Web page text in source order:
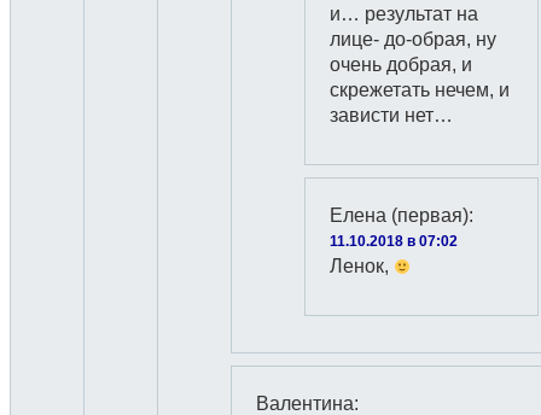
и… результат на
лице- до-обрая, ну
очень добрая, и
скрежетать нечем, и
зависти нет…
Елена (первая):
11.10.2018 в 07:02
Ленок,
Валентина: